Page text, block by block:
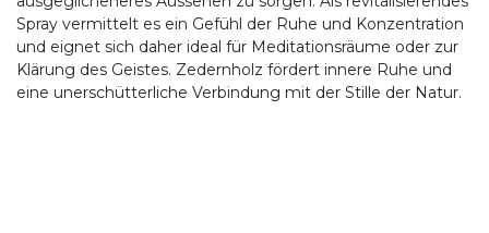
Spray vermittelt es ein Gefühl der Ruhe und Konzentration
und eignet sich daher ideal für Meditationsräume oder zur
Klärung des Geistes. Zedernholz fördert innere Ruhe und
eine unerschütterliche Verbindung mit der Stille der Natur.